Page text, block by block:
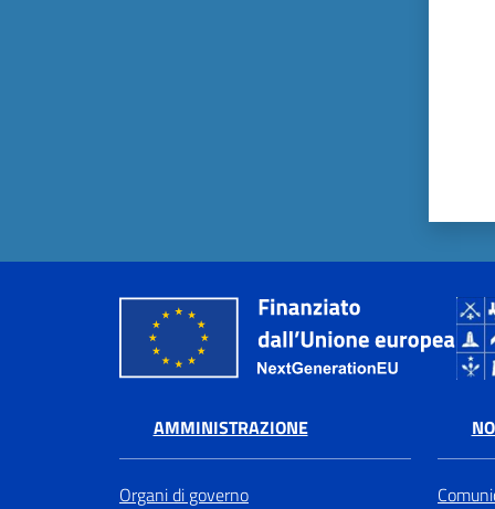
AMMINISTRAZIONE
Organi di governo